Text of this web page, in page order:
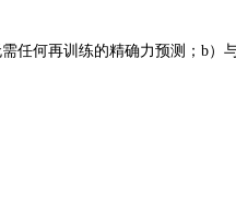
任何再训练的精确力预测； b）